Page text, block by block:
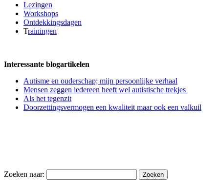
Lezingen
Workshops
Ontdekkingsdagen
Trainingen
Interessante blogartikelen
Autisme en ouderschap; mijn persoonlijke verhaal
Mensen zeggen iedereen heeft wel autistische trekjes
Als het tegenzit
Doorzettingsvermogen een kwaliteit maar ook een valkuil
Zoeken naar: